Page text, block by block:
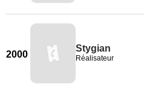
2000
Stygian
Réalisateur